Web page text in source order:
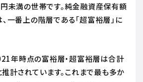
未満の世帯です。純金融資産保有額
一番上の階層である「超富裕層」に
年時点の富裕層・超富裕層は合計
計されています。これまで最も多か